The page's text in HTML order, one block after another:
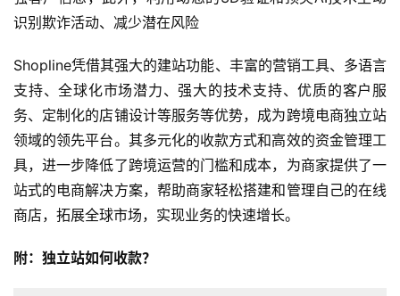
首
页
全
球
开
店
跨
境
识别欺诈活动、减少潜在风险
Shopline凭借其强大的建站功能、丰富的营销工具、多语言
支持、全球化市场潜力、强大的技术支持、优质的客户服
务、定制化的店铺设计等服务等优势，成为跨境电商独立站
领域的领先平台。其多元化的收款方式和高效的资金管理工
具，进一步降低了跨境运营的门槛和成本，为商家提供了一
站式的电商解决方案，帮助商家轻松搭建和管理自己的在线
商店，拓展全球市场，实现业务的快速增长。
附：独立站如何收款？